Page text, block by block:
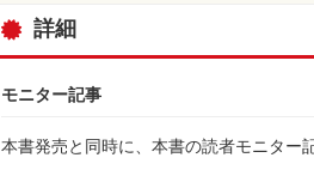
詳細
モニター記事
本書発売と同時に、本書の読者モニター